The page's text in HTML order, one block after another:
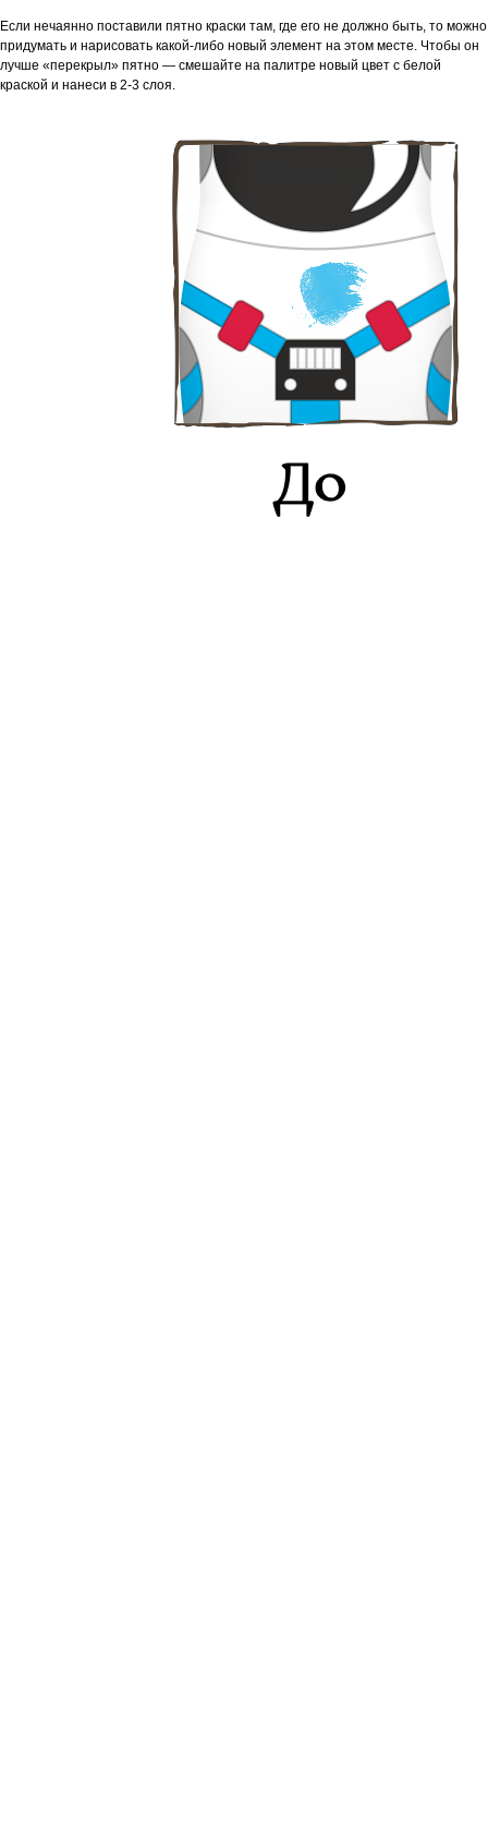
Если нечаянно поставили пятно краски там, где его не должно быть, то можно
придумать и нарисовать какой-либо новый элемент на этом месте. Чтобы он
лучше «перекрыл» пятно — смешайте на палитре новый цвет с белой
краской и нанеси в 2-3 слоя.